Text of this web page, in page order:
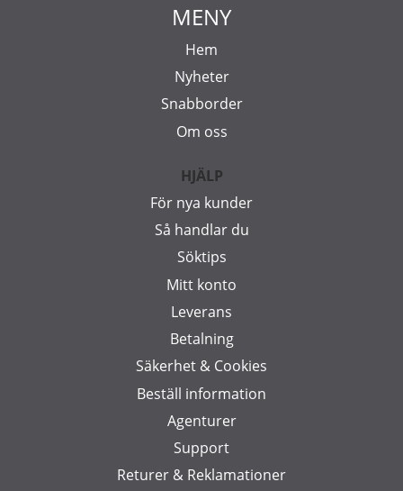
MENY
Hem
Nyheter
Snabborder
Om oss
HJÄLP
För nya kunder
Så handlar du
Söktips
Mitt konto
Leverans
Betalning
Säkerhet & Cookies
Beställ information
Agenturer
Support
Returer & Reklamationer